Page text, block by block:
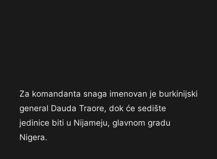
Za komandanta snaga imenovan je burkinijski
general Dauda Traore, dok će sedište
jedinice biti u Nijameju, glavnom gradu
Nigera.